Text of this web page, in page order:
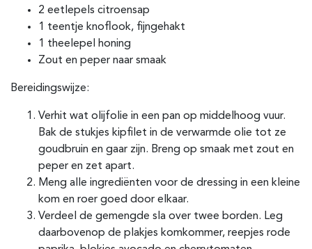
2 eetlepels citroensap
1 teentje knoflook, fijngehakt
1 theelepel honing
Zout en peper naar smaak
Bereidingswijze:
Verhit wat olijfolie in een pan op middelhoog vuur.
Bak de stukjes kipfilet in de verwarmde olie tot ze
goudbruin en gaar zijn. Breng op smaak met zout en
peper en zet apart.
Meng alle ingrediënten voor de dressing in een kleine
kom en roer goed door elkaar.
Verdeel de gemengde sla over twee borden. Leg
daarbovenop de plakjes komkommer, reepjes rode